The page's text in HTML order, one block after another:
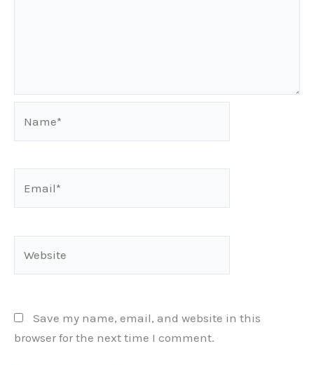
Save my name, email, and website in this
browser for the next time I comment.